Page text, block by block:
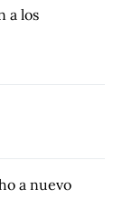
a los
a nuevo